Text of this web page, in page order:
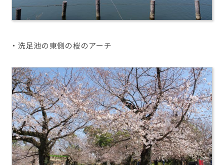
・洗足池の東側の桜のアーチ